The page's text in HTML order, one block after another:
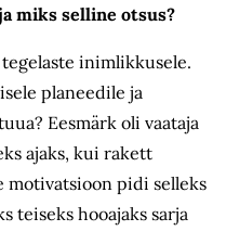
miks selline otsus?
inimlikkusele.
planeedile ja
Eesmärk oli vaataja
ajaks, kui rakett
motivatsioon pidi selleks
teiseks hooajaks sarja